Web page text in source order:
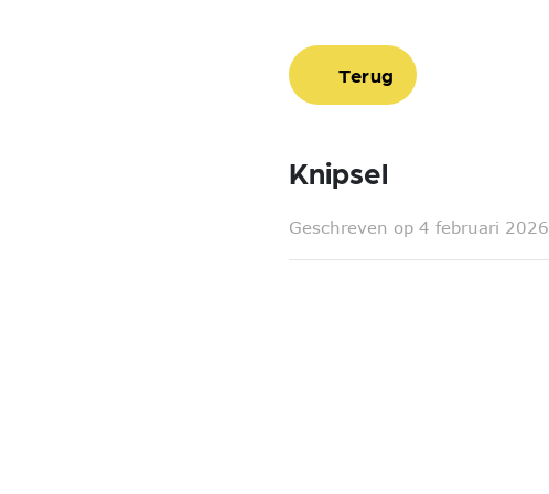
Terug
Knipsel
Geschreven op 4 februari 2026